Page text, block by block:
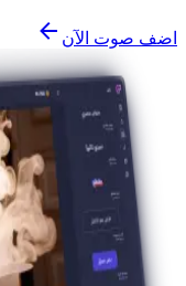
اضف صوت الآن